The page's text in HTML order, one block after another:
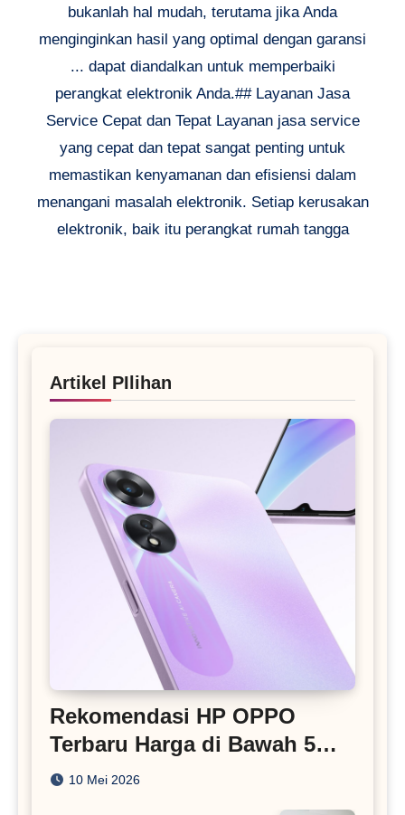
bukanlah hal mudah, terutama jika Anda
menginginkan hasil yang optimal dengan garansi
... dapat diandalkan untuk memperbaiki
perangkat elektronik Anda.## Layanan Jasa
Service Cepat dan Tepat Layanan jasa service
yang cepat dan tepat sangat penting untuk
memastikan kenyamanan dan efisiensi dalam
menangani masalah elektronik. Setiap kerusakan
elektronik, baik itu perangkat rumah tangga
Artikel PIlihan
Rekomendasi HP OPPO
Terbaru Harga di Bawah 5
Juta
10 Mei 2026